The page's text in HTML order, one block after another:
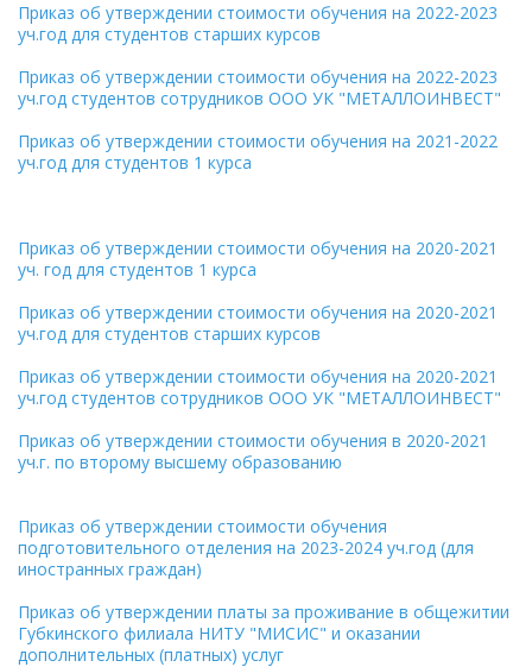
Приказ об утверждении стоимости обучения на 2022-2023
уч.год для студентов старших курсов
Приказ об утверждении стоимости обучения на 2022-2023
уч.год студентов сотрудников ООО УК "МЕТАЛЛОИНВЕСТ"
Приказ об утверждении стоимости обучения на 2021-2022
уч.год для студентов 1 курса
Приказ об утверждении стоимости обучения на 2020-2021
уч. год для студентов 1 курса
Приказ об утверждении стоимости обучения на 2020-2021
уч.год для студентов старших курсов
Приказ об утверждении стоимости обучения на 2020-2021
уч.год студентов сотрудников ООО УК "МЕТАЛЛОИНВЕСТ"
Приказ об утверждении стоимости обучения в 2020-2021
уч.г. по второму высшему образованию
Приказ об утверждении стоимости обучения
подготовительного отделения на 2023-2024 уч.год (для
иностранных граждан)
Приказ об утверждении платы за проживание в общежитии
Губкинского филиала НИТУ "МИСИС" и оказании
дополнительных (платных) услуг